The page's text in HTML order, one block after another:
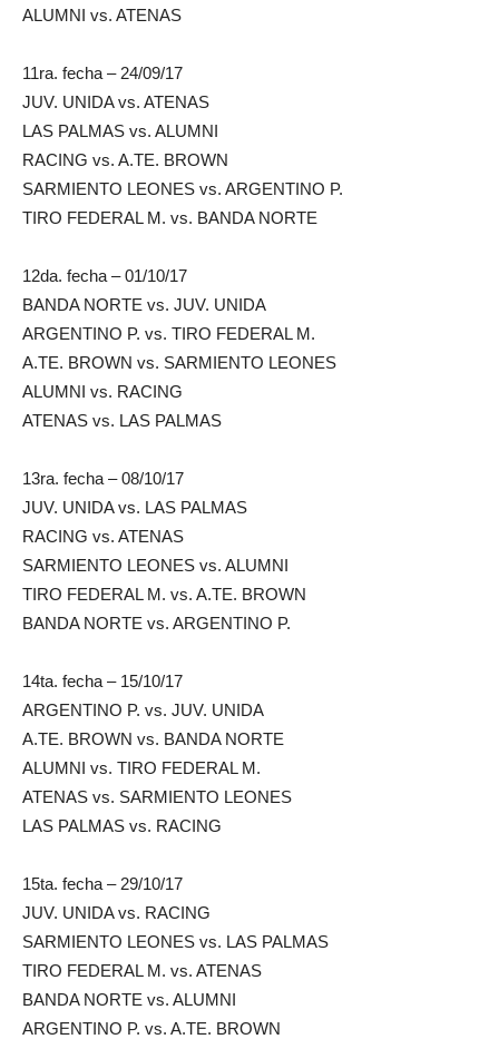
ALUMNI vs. ATENAS
11ra. fecha – 24/09/17
JUV. UNIDA vs. ATENAS
LAS PALMAS vs. ALUMNI
RACING vs. A.TE. BROWN
SARMIENTO LEONES vs. ARGENTINO P.
TIRO FEDERAL M. vs. BANDA NORTE
12da. fecha – 01/10/17
BANDA NORTE vs. JUV. UNIDA
ARGENTINO P. vs. TIRO FEDERAL M.
A.TE. BROWN vs. SARMIENTO LEONES
ALUMNI vs. RACING
ATENAS vs. LAS PALMAS
13ra. fecha – 08/10/17
JUV. UNIDA vs. LAS PALMAS
RACING vs. ATENAS
SARMIENTO LEONES vs. ALUMNI
TIRO FEDERAL M. vs. A.TE. BROWN
BANDA NORTE vs. ARGENTINO P.
14ta. fecha – 15/10/17
ARGENTINO P. vs. JUV. UNIDA
A.TE. BROWN vs. BANDA NORTE
ALUMNI vs. TIRO FEDERAL M.
ATENAS vs. SARMIENTO LEONES
LAS PALMAS vs. RACING
15ta. fecha – 29/10/17
JUV. UNIDA vs. RACING
SARMIENTO LEONES vs. LAS PALMAS
TIRO FEDERAL M. vs. ATENAS
BANDA NORTE vs. ALUMNI
ARGENTINO P. vs. A.TE. BROWN